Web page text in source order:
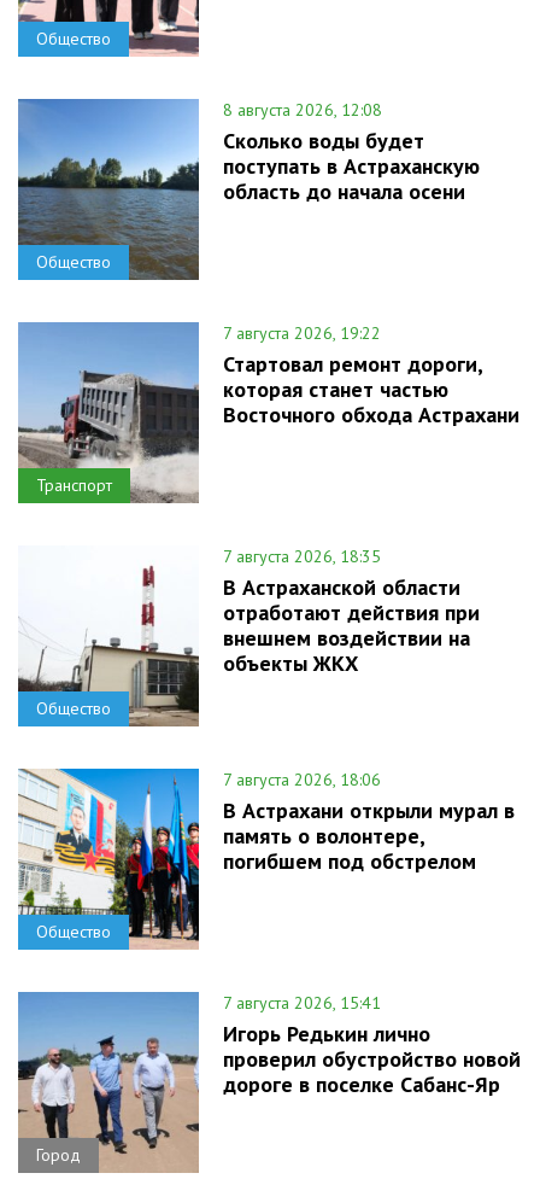
Общество
Общество
8 августа 2026, 12:08
Сколько воды будет
поступать в Астраханскую
область до начала осени
Транспорт
7 августа 2026, 19:22
Стартовал ремонт дороги,
которая станет частью
Восточного обхода Астрахани
Общество
7 августа 2026, 18:35
В Астраханской области
отработают действия при
внешнем воздействии на
объекты ЖКХ
Общество
7 августа 2026, 18:06
В Астрахани открыли мурал в
память о волонтере,
погибшем под обстрелом
Город
7 августа 2026, 15:41
Игорь Редькин лично
проверил обустройство новой
дороге в поселке Сабанс-Яр